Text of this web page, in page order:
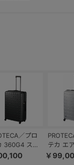
／プロ
360G4 スー
ス 日本製
テカ エ
クスDX2
￥